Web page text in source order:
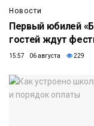
Новости
Первый юбилей
гостей ждут
15:57 06 августа 229